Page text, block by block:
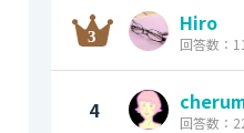
Hiro
回答数：
4 回答数：